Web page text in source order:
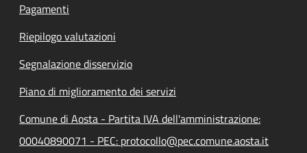
Pagamenti
Riepilogo valutazioni
Segnalazione disservizio
Piano di miglioramento dei servizi
Comune di Aosta - Partita IVA dell'amministrazione:
00040890071 - PEC: protocollo@pec.comune.aosta.it